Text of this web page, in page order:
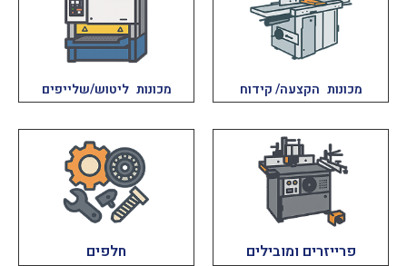
מכונות הקצעה/ קידוח מכונות ליטוש/שלייפים
פרייזרים ומובילים חלפים